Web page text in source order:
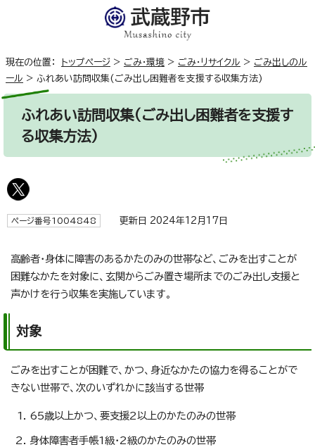
現在の位置： トップページ > ごみ・環境 > ごみ・リサイクル > ごみ出しのル
ール > ふれあい訪問収集(ごみ出し困難者を支援する収集方法)
ふれあい訪問収集(ごみ出し困難者を支援す
る収集方法)
ページ番号1004848 更新日 2024年12月17日
高齢者・身体に障害のあるかたのみの世帯など、ごみを出すことが
困難なかたを対象に、玄関からごみ置き場所までのごみ出し支援と
声かけを行う収集を実施しています。
対象
ごみを出すことが困難で、かつ、身近なかたの協力を得ることがで
きない世帯で、次のいずれかに該当する世帯
65歳以上かつ、要支援2以上のかたのみの世帯
身体障害者手帳1級・2級のかたのみの世帯